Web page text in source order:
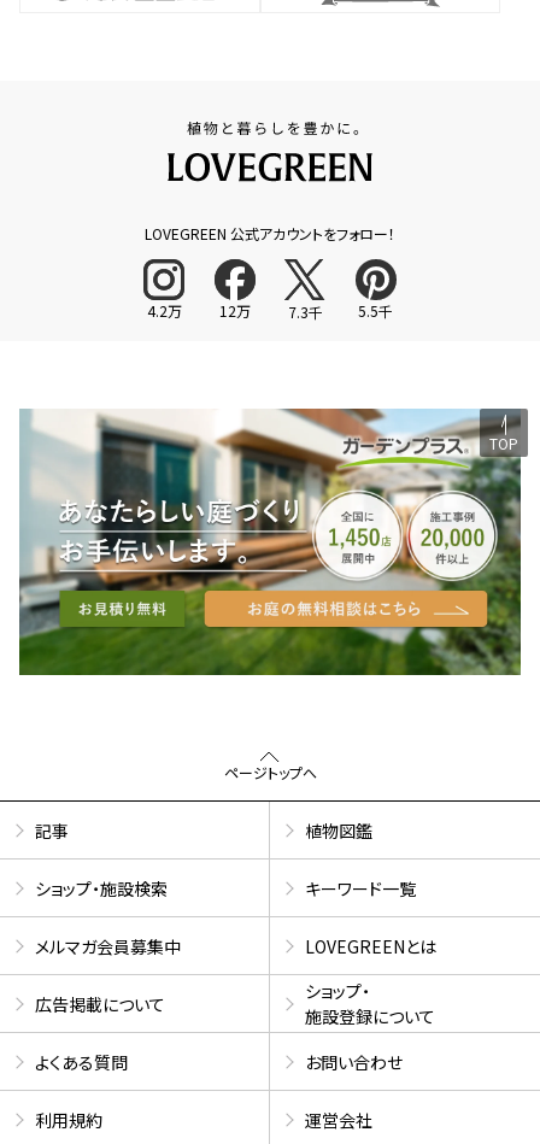
LOVEGREEN 公式アカウントをフォロー！
4.2万 12万 7.3千 5.5千
TOP
ページトップへ
記事 植物図鑑
ショップ・施設検索 キーワード一覧
メルマガ会員募集中 LOVEGREENとは
広告掲載について
ショップ・
施設登録について
よくある質問
お問い合わせ
利用規約 運営会社